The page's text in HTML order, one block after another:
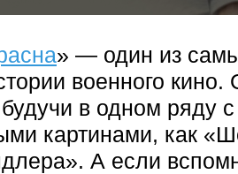
» — один из
военного кино.
в одном ряду
картинами, как
А если